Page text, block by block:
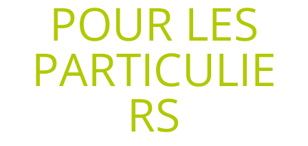
POUR LES
PARTICULIE
RS